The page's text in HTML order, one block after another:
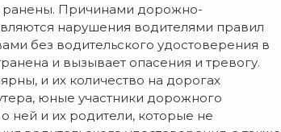
ранены. Причинами дорожно-
нарушения водителями правил
без водительского удостоверения в
и вызывает опасения и тревогу.
и их количество на дорогах
юные участники дорожного
ней и их родители, которые не